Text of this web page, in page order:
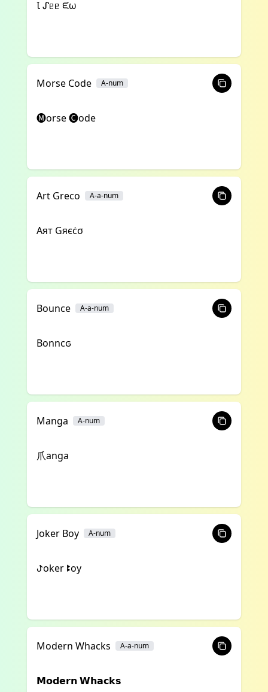
Ꙇ ᔑᥱᥱ ᙓω
Morse Code A-num
🅜orse 🅒ode
Art Greco A-a-num
Αят Gяєċσ
Bounce A-a-num
Bonncԍ
Manga A-num
爪anga
Joker Boy A-num
ꚠoker ꔪoy
Modern Whacks A-a-num
𝗠𝗼𝗱𝗲𝗿𝗻 𝗪𝗵𝗮𝗰𝗸𝘀